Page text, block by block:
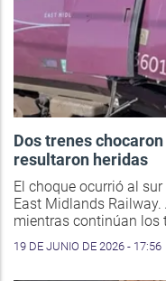
Dos trenes
resultaron heridas
El choque ocurrió al
East Midlands
mientras continúan los
19 DE JUNIO DE 2026 - 17:56